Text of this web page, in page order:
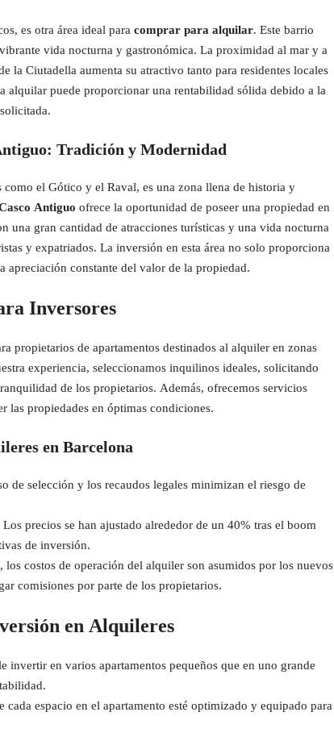
es otra área ideal para comprar para alquilar. Este barrio
vida nocturna y gastronómica. La proximidad al mar y a
la Ciutadella aumenta su atractivo tanto para residentes locales
alquilar puede proporcionar una rentabilidad sólida debido a la
Tradición y Modernidad
como el Gótico y el Raval, es una zona llena de historia y
Antiguo ofrece la oportunidad de poseer una propiedad en
una gran cantidad de atracciones turísticas y una vida nocturna
y expatriados. La inversión en esta área no solo proporciona
apreciación constante del valor de la propiedad.
Inversores
propietarios de apartamentos destinados al alquiler en zonas
experiencia, seleccionamos inquilinos ideales, solicitando
de los propietarios. Además, ofrecemos servicios
las propiedades en óptimas condiciones.
en Barcelona
de selección y los recaudos legales minimizan el riesgo de
Los precios se han ajustado alrededor de un 40% tras el boom
de inversión.
los costos de operación del alquiler son asumidos por los nuevos
comisiones por parte de los propietarios.
en Alquileres
invertir en varios apartamentos pequeños que en uno grande
cada espacio en el apartamento esté optimizado y equipado para